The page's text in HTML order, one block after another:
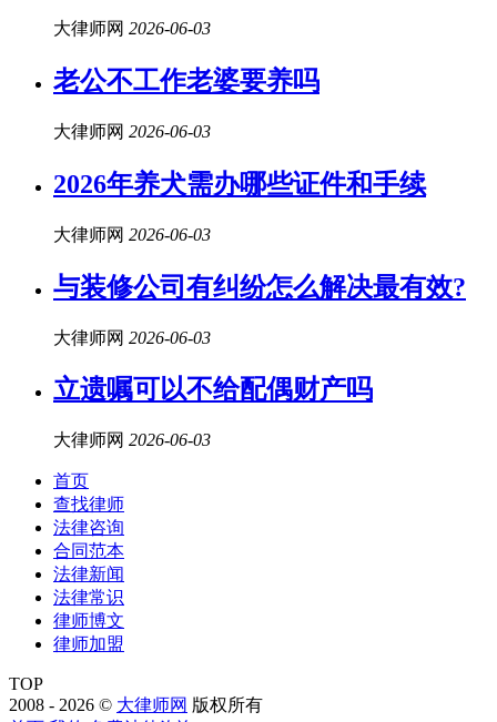
大律师网 2026-06-03
老公不工作老婆要养吗
大律师网 2026-06-03
2026年养犬需办哪些证件和手续
大律师网 2026-06-03
与装修公司有纠纷怎么解决最有效?
大律师网 2026-06-03
立遗嘱可以不给配偶财产吗
大律师网 2026-06-03
首页
查找律师
法律咨询
合同范本
法律新闻
法律常识
律师博文
律师加盟
TOP
2008 - 2026 © 大律师网 版权所有